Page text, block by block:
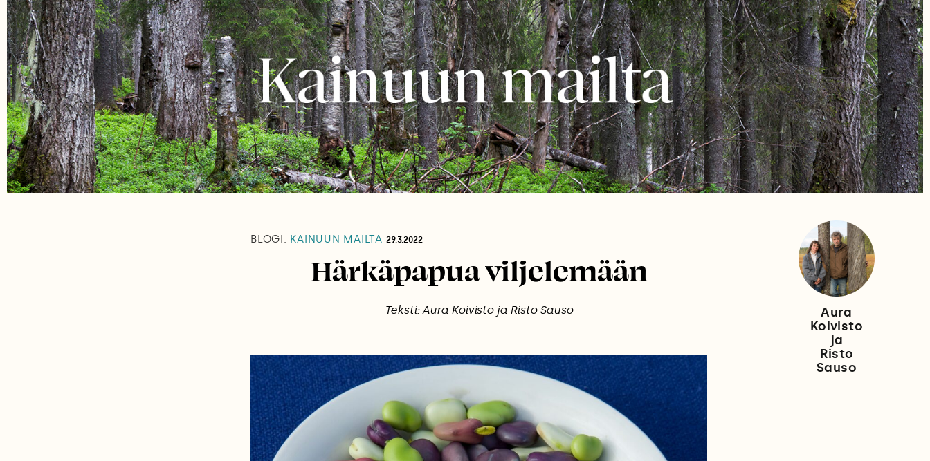
Aura
Koivisto
ja
Risto
Sauso
BLOGI: KAINUUN MAILTA 29.3.2022
Härkäpapua viljelemään
Teksti: Aura Koivisto ja Risto Sauso